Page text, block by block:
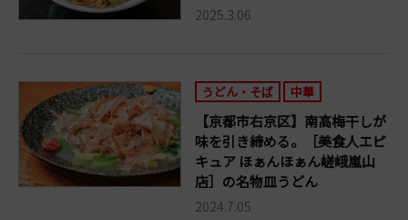
2025.3.06
うどん・そば 中華
【京都市右京区】南高梅干しが
味を引き締める。［美食人エピ
キュア ほぁんほぁん嵯峨嵐山
店］の名物皿うどん
2024.7.05